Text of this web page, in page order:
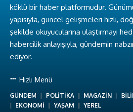
köklü bir haber platformudur.
yapısıyla, güncel gelişmeleri hızlı,
şekilde okuyucularına ulaştırmayı
habercilik anlayışıyla, gündemin
ediyor.
Hızlı Menü
GÜNDEM POLİTİKA MAGAZİN
EKONOMİ
YAŞAM YEREL